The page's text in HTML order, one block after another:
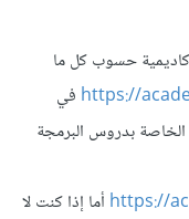
حسوب كل ما
https:// في
بدروس البرمجة
https:// أما إذا كنت لا